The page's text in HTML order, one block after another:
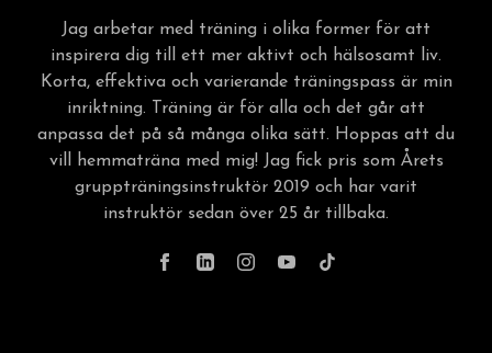
Jag arbetar med träning i olika former för att
inspirera dig till ett mer aktivt och hälsosamt liv.
Korta, effektiva och varierande träningspass är min
inriktning. Träning är för alla och det går att
anpassa det på så många olika sätt. Hoppas att du
vill hemmaträna med mig! Jag fick pris som Årets
gruppträningsinstruktör 2019 och har varit
instruktör sedan över 25 år tillbaka.